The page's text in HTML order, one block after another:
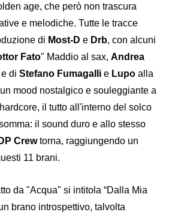
age, che però non trascura
e melodiche. Tutte le tracce
di Most-D e Drb, con alcuni
Fato" Maddio al sax, Andrea
di Stefano Fumagalli e Lupo alla
mood nostalgico e souleggiante a
il tutto all'interno del solco
il sound duro e allo stesso
Crewtorna, raggiungendo un
11 brani.
da "Acqua" si intitola “Dalla Mia
brano introspettivo, talvolta